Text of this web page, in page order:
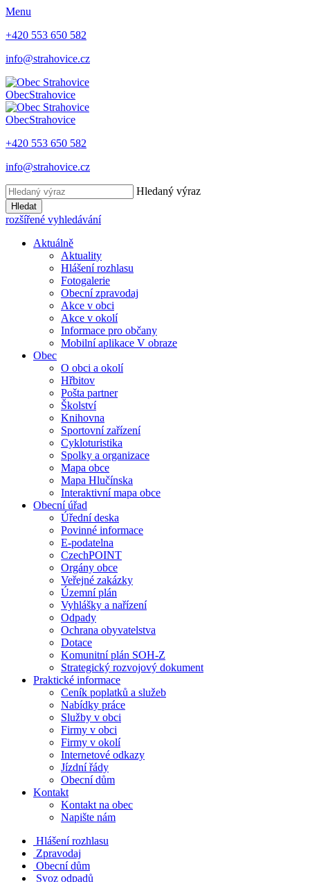
Menu
+420 553 650 582
info@strahovice.cz
ObecStrahovice
ObecStrahovice
+420 553 650 582
info@strahovice.cz
Hledaný výraz
Hledat
rozšířené vyhledávání
Aktuálně
Aktuality
Hlášení rozhlasu
Fotogalerie
Obecní zpravodaj
Akce v obci
Akce v okolí
Informace pro občany
Mobilní aplikace V obraze
Obec
O obci a okolí
Hřbitov
Pošta partner
Školství
Knihovna
Sportovní zařízení
Cykloturistika
Spolky a organizace
Mapa obce
Mapa Hlučínska
Interaktivní mapa obce
Obecní úřad
Úřední deska
Povinné informace
E-podatelna
CzechPOINT
Orgány obce
Veřejné zakázky
Územní plán
Vyhlášky a nařízení
Odpady
Ochrana obyvatelstva
Dotace
Komunitní plán SOH-Z
Strategický rozvojový dokument
Praktické informace
Ceník poplatků a služeb
Nabídky práce
Služby v obci
Firmy v obci
Firmy v okolí
Internetové odkazy
Jízdní řády
Obecní dům
Kontakt
Kontakt na obec
Napište nám
Hlášení rozhlasu
Zpravodaj
Obecní dům
Svoz odpadů